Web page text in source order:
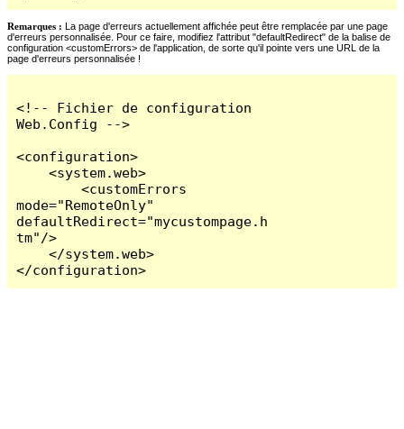
Remarques : La page d'erreurs actuellement affichée peut être remplacée par une page
d'erreurs personnalisée. Pour ce faire, modifiez l'attribut "defaultRedirect" de la balise de
configuration <customErrors> de l'application, de sorte qu'il pointe vers une URL de la
page d'erreurs personnalisée !
<!-- Fichier de configuration
Web.Config -->
<configuration>
    <system.web>
        <customErrors
mode="RemoteOnly"
defaultRedirect="mycustompage.h
tm"/>
    </system.web>
</configuration>